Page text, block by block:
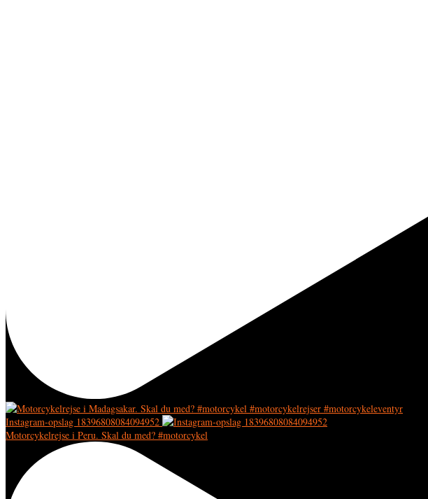
Instagram-opslag 18396808084094952
Motorcykelrejse i Peru. Skal du med? #motorcykel